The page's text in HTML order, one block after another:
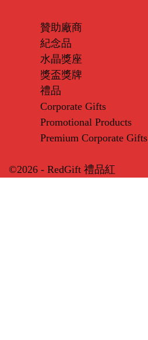
贊助廠商
紀念品
水晶獎座
獎盃獎牌
禮品
Corporate Gifts
Promotional Products
Premium Corporate Gifts
©2026 - RedGift 禮品紅